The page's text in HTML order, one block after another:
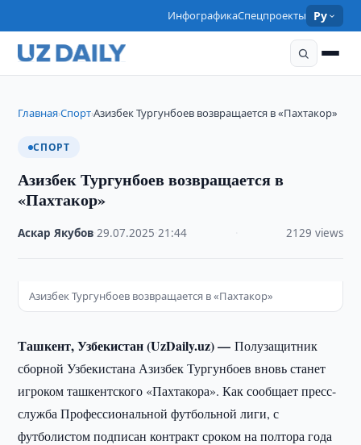
ИнфографикаСпецпроекты Ру
Главная›Спорт›Азизбек Тургунбоев возвращается в «Пахтакор»
СПОРТ
Азизбек Тургунбоев возвращается в
«Пахтакор»
Аскар Якубов ·29.07.2025 ·21:44 2129 views
Азизбек Тургунбоев возвращается в «Пахтакор»
Ташкент, Узбекистан (UzDaily.uz) —Полузащитник
сборной Узбекистана Азизбек Тургунбоев вновь станет
игроком ташкентского «Пахтакора». Как сообщает пресс-
служба Профессиональной футбольной лиги, с
футболистом подписан контракт сроком на полтора года